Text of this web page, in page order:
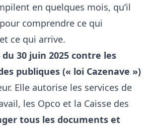
en quelques mois, qu’il
comprendre ce qui
ce qui arrive.
du 30 juin 2025 contre les
publiques (« loi Cazenave »)
Elle autorise les services de
les Opco et la Caisse des
tous les documents et